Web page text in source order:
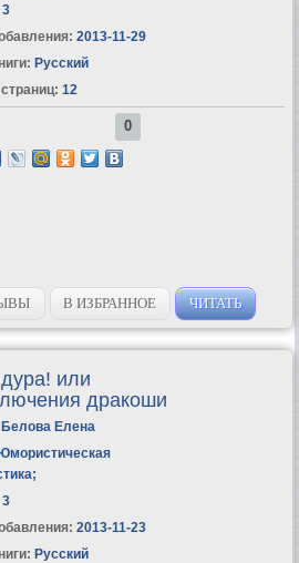
3
2013-11-29
Русский
12
0
В ИЗБРАННОЕ ЧИТАТЬ
или
дракоши
Белова Елена
Юмористическая
;
3
2013-11-23
Русский